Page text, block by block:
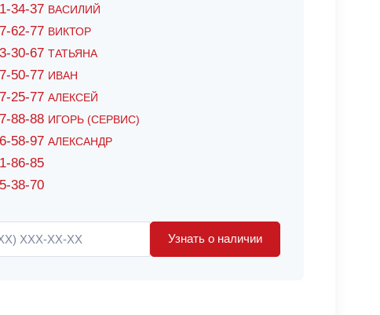
34-37 ВАСИЛИЙ
62-77 ВИКТОР
30-67 ТАТЬЯНА
50-77 ИВАН
25-77 АЛЕКСЕЙ
88-88 ИГОРЬ (СЕРВИС)
58-97 АЛЕКСАНДР
86-85
38-70
Узнать о наличии